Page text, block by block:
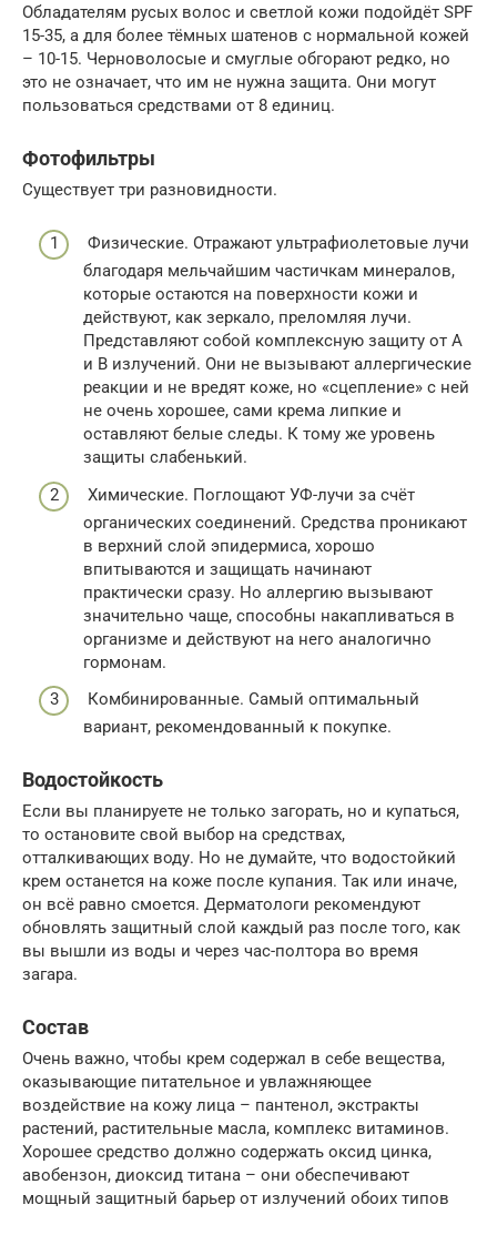
Обладателям русых волос и светлой кожи подойдёт SPF
15-35, а для более тёмных шатенов с нормальной кожей
– 10-15. Черноволосые и смуглые обгорают редко, но
это не означает, что им не нужна защита. Они могут
пользоваться средствами от 8 единиц.
Фотофильтры
Существует три разновидности.
Физические. Отражают ультрафиолетовые лучи
благодаря мельчайшим частичкам минералов,
которые остаются на поверхности кожи и
действуют, как зеркало, преломляя лучи.
Представляют собой комплексную защиту от А
и В излучений. Они не вызывают аллергические
реакции и не вредят коже, но «сцепление» с ней
не очень хорошее, сами крема липкие и
оставляют белые следы. К тому же уровень
защиты слабенький.
Химические. Поглощают УФ-лучи за счёт
органических соединений. Средства проникают
в верхний слой эпидермиса, хорошо
впитываются и защищать начинают
практически сразу. Но аллергию вызывают
значительно чаще, способны накапливаться в
организме и действуют на него аналогично
гормонам.
Комбинированные. Самый оптимальный
вариант, рекомендованный к покупке.
Водостойкость
Если вы планируете не только загорать, но и купаться,
то остановите свой выбор на средствах,
отталкивающих воду. Но не думайте, что водостойкий
крем останется на коже после купания. Так или иначе,
он всё равно смоется. Дерматологи рекомендуют
обновлять защитный слой каждый раз после того, как
вы вышли из воды и через час-полтора во время
загара.
Состав
Очень важно, чтобы крем содержал в себе вещества,
оказывающие питательное и увлажняющее
воздействие на кожу лица – пантенол, экстракты
растений, растительные масла, комплекс витаминов.
Хорошее средство должно содержать оксид цинка,
авобензон, диоксид титана – они обеспечивают
мощный защитный барьер от излучений обоих типов